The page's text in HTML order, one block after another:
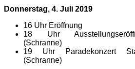
Donnerstag, 4. Juli 2019
16 Uhr Eröffnung
18 Uhr
(Schranne)
19 Uhr Paradekonzert
(Schranne)